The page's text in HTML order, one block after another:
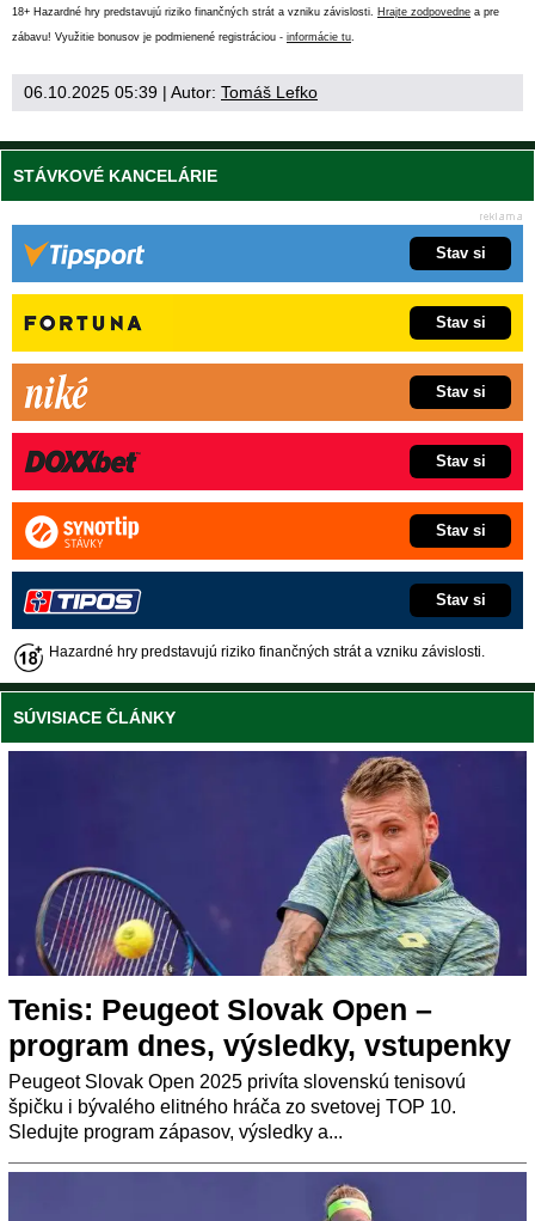
18+ Hazardné hry predstavujú riziko finančných strát a vzniku závislosti. Hrajte zodpovedne a pre
zábavu! Využitie bonusov je podmienené registráciou - informácie tu
06.10.2025 05:39 | Autor: Tomáš Lefko
STÁVKOVÉ KANCELÁRIE
Stav si
Stav si
Stav si
Stav si
Stav si
Stav si
Hazardné hry predstavujú riziko finančných strát a vzniku závislosti.
SÚVISIACE ČLÁNKY
Tenis: Peugeot Slovak Open –
program dnes, výsledky, vstupenky
Peugeot Slovak Open 2025 privíta slovenskú tenisovú
špičku i bývalého elitného hráča zo svetovej TOP 10.
Sledujte program zápasov, výsledky a...